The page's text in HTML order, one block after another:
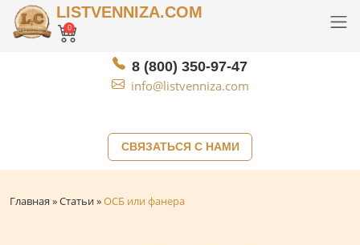
СВЯЗАТЬСЯ С НАМИ
LISTVENNIZA.COM
0
8 (800) 350-97-47
info@listvenniza.com
Главная »Статьи»ОСБ или фанера